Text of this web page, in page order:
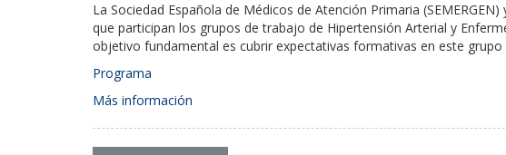
La Sociedad Española de Médicos de Atención Primaria
que participan los grupos de trabajo de Hipertensión Arterial y
objetivo fundamental es cubrir expectativas formativas en este
Programa
Más información